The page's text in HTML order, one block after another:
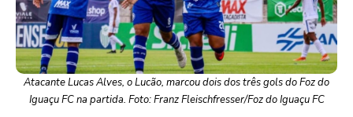
Atacante Lucas Alves, o Lucão, marcou dois dos três gols do Foz do
Iguaçu FC na partida. Foto: Franz Fleischfresser/Foz do Iguaçu FC